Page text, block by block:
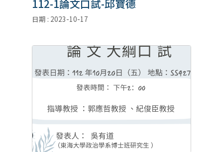
112-1論文口試-邱寶德
日期 : 2023-10-17